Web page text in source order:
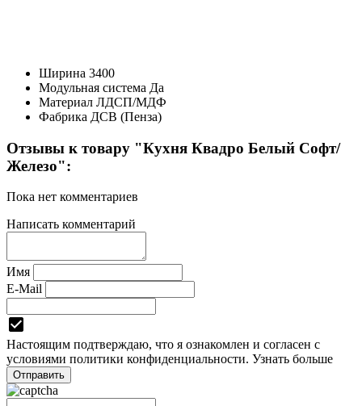
Ширина 3400
Модульная система Да
Материал ЛДСП/МДФ
Фабрика ДСВ (Пенза)
Отзывы к товару "Кухня Квадро Белый Софт/
Железо":
Пока нет комментариев
Написать комментарий
Имя
E-Mail
Настоящим подтверждаю, что я ознакомлен и согласен с
условиями политики конфиденциальности. Узнать больше